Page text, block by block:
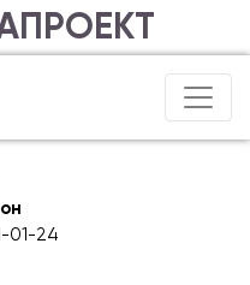
01-24